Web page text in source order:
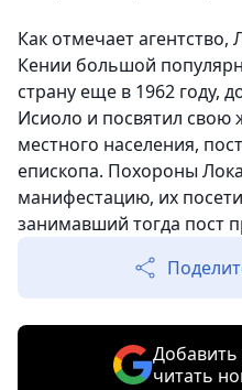
Как отмечает агентство,
Кении большой
страну еще в 1962 году,
Исиоло и посвятил
местного населения,
епископа. Похороны
манифестацию, их
занимавший тогда пост
читать